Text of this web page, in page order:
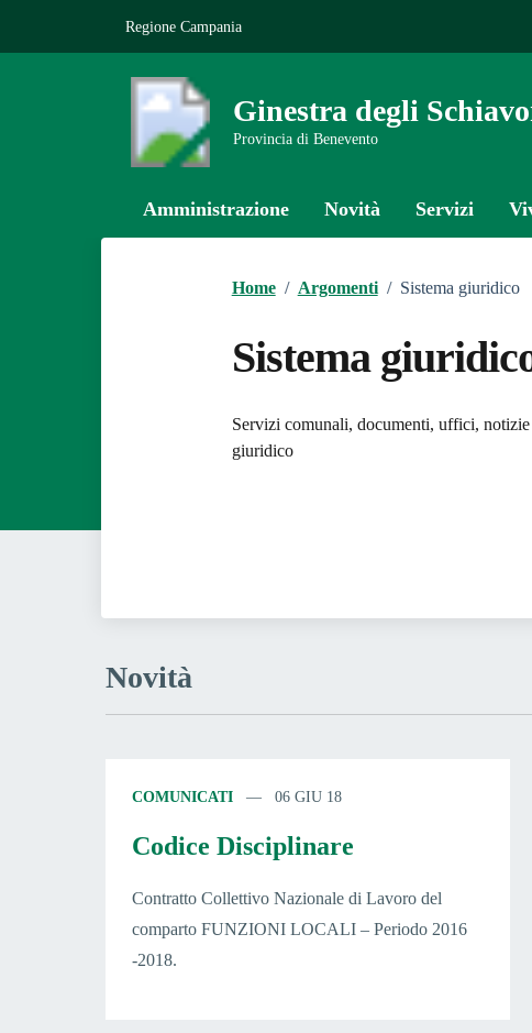
Regione Campania
Ginestra degli
Provincia di Benevento
Amministrazione Novità Servizi
Home / Argomenti / Sistema giuridico
Sistema
Dettagli
Servizi comunali, documenti, uffici,
giuridico
Novità
COMUNICATI 06 GIU 18
Codice Disciplinare
Contratto Collettivo Nazionale di Lavoro del
comparto FUNZIONI LOCALI – Periodo 2016
-2018.